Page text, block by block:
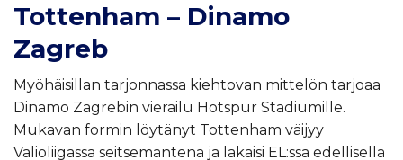
Tottenham – Dinamo
Zagreb
Myöhäisillan tarjonnassa kiehtovan mittelön tarjoaa
Dinamo Zagrebin vierailu Hotspur Stadiumille.
Mukavan formin löytänyt Tottenham väijyy
Valioliigassa seitsemäntenä ja lakaisi EL:ssa edellisellä